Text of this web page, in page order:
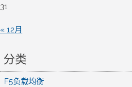
31
« 12月
分类
F5负载均衡